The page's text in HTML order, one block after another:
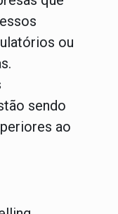
ou
sendo
ao